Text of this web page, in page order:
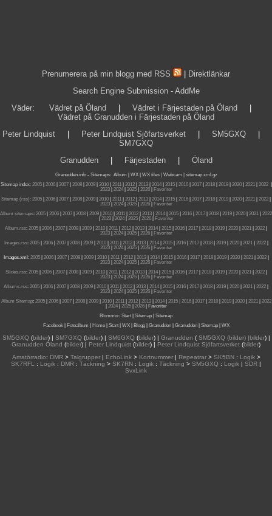
Prenumerera på min blogg med RSS
Direktlänkar
Search Engine Submission - AddMe
Väder: Vädret på Öland Vädret i Färjestaden på Öland
Vädret på Granudden i Färjestaden på Öland
Peter Lindquist
Peter Lindquist Sjöfartsverket SM5GXQ
SM7GXQ
Granudden| Färjestaden| Öland
Granudden.info- Sitemaps: Album WX WX files | Webcam |
sitemap.xml.gz
Sitemap index: 2005| 2006| 2007| 2008| 2009| 2010| 2011| 2012| 2013| 2014| 2015| 2016| 2017| 2018| 2019| 2020| 2021| 2022|
2023| 2024| 2025| 2026|
Favoriter
Sitemap (rss): 2005 2006 2007 2008 2009 2010 2011 2012 2013 2014 2015 2016 2017 2018 2019 2020 2021 2022
2023| 2024| 2025| 2026|
Favoriter
Album sitemaps: 2005 2006 2007 2008 2009 2010 2011 2012 2013 2014 2015 2016 2017 2018 2019 2020 2021
2022
2023| 2024| 2025| 2026|
Favoriter
Album.rss: 2005 2006 2007 2008 2009 2010 2011 2012 2013 2014 2015 2016 2017 2018 2019 2020 2021 2022
2023| 2024| 2025| 2026|
Favoriter
Images.rss: 2005| 2006| 2007| 2008| 2009| 2010| 2011| 2012| 2013| 2014| 2015| 2016| 2017| 2018| 2019| 2020| 2021| 2022|
2023| 2024| 2025| 2026|
Favoriter
Images.xml: 2005| 2006| 2007| 2008| 2009| 2010| 2011| 2012| 2013| 2014| 2015| 2016| 2017| 2018| 2019| 2020| 2021| 2022|
2023| 2024| 2025| 2026|
Favoriter
Slides.rss: 2005| 2006| 2007| 2008| 2009| 2010| 2011| 2012| 2013| 2014| 2015| 2016| 2017| 2018| 2019| 2020| 2021| 2022|
2023| 2024| 2025| 2026|
Favoriter
Albums.rss: 2005 2006 2007 2008 2009 2010 2011 2012 2013 2014 2015 2016 2017 2018 2019 2020 2021 2022
2023| 2024| 2025| 2026|
Favoriter
Album Sitemap: 2005| 2006| 2007| 2008| 2009| 2010| 2011| 2012| 2013| 2014| 2015 | 2016| 2017| 2018| 2019| 2020| 2021| 2022
2024| 2025| 2026|
Favoriter
Blommor: Start Sitemap
Sitemap
Facebook| Fotoalbum Home| Start| WX| Blogg| Granudden| Granudden| Sitemap| WX
SM5GXQ(bilder) | SM7GXQ(bilder) | SM6GXQ(bilder) | Granudden (SM5GXQ (bilder) |bilder) |
Granudden Öland (bilder) | Peter Lindquist (bilder) | Peter Lindquist Sjöfartsverket (bilder)
Amatörradio: DMR> Talgrupper| EchoLink> Kortnummer| Repeatrar> SK5BN: Logik>
SK7RFL
: Logik : DMR : Täckning > SK7RN : Logik : Täckning > SM5GXQ : Logik | SDR |
SvxLink